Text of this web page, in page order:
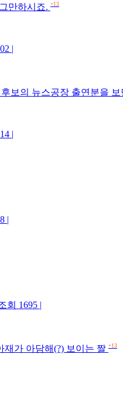
만하시죠. +13
|
보의 뉴스공장 출연분을 보
|
|
회 1695 |
가 아담해(?) 보이는 짤 +13